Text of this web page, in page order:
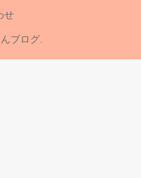
せ
ブログ.